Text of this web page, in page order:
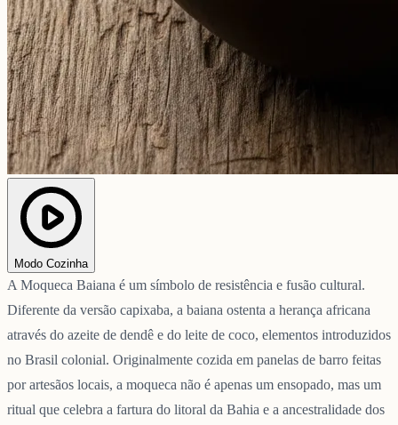
Modo Cozinha
A Moqueca Baiana é um símbolo de resistência e fusão cultural.
Diferente da versão capixaba, a baiana ostenta a herança africana
através do azeite de dendê e do leite de coco, elementos introduzidos
no Brasil colonial. Originalmente cozida em panelas de barro feitas
por artesãos locais, a moqueca não é apenas um ensopado, mas um
ritual que celebra a fartura do litoral da Bahia e a ancestralidade dos